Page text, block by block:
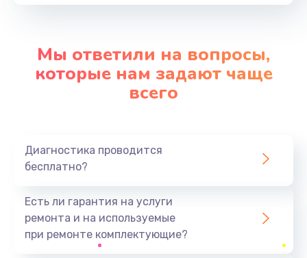
от 550 руб.
Замена вибромотора
от 550 руб.
Заказать
от 1100 руб.
от 500 руб.
Мы ответили на вопросы,
которые нам задают чаще
всего
Диагностика проводится
бесплатно?
Есть ли гарантия на услуги
ремонта и на используемые
при ремонте комплектующие?